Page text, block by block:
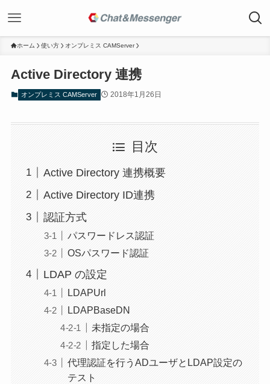
ホーム 使い方 オンプレミス CAMServer
Active Directory 連携
オンプレミス CAMServer 2018年1月26日
目次
Active Directory 連携概要
Active Directory ID連携
認証方式
パスワードレス認証
OSパスワード認証
LDAP の設定
LDAPUrl
LDAPBaseDN
未指定の場合
指定した場合
代理認証を行うADユーザとLDAP設定の
テスト